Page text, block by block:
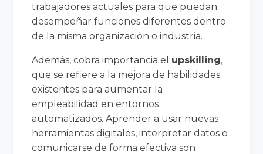
trabajadores actuales para que puedan
desempeñar funciones diferentes dentro
de la misma organización o industria.
Además, cobra importancia el upskilling,
que se refiere a la mejora de habilidades
existentes para aumentar la
empleabilidad en entornos
automatizados. Aprender a usar nuevas
herramientas digitales, interpretar datos o
comunicarse de forma efectiva son